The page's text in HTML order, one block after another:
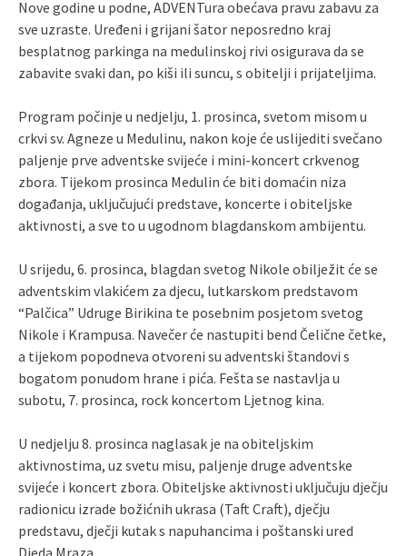
Nove godine u podne, ADVENTura obećava pravu zabavu za
sve uzraste. Uređeni i grijani šator neposredno kraj
besplatnog parkinga na medulinskoj rivi osigurava da se
zabavite svaki dan, po kiši ili suncu, s obitelji i prijateljima.
Program počinje u nedjelju, 1. prosinca, svetom misom u
crkvi sv. Agneze u Medulinu, nakon koje će uslijediti svečano
paljenje prve adventske svijeće i mini-koncert crkvenog
zbora. Tijekom prosinca Medulin će biti domaćin niza
događanja, uključujući predstave, koncerte i obiteljske
aktivnosti, a sve to u ugodnom blagdanskom ambijentu.
U srijedu, 6. prosinca, blagdan svetog Nikole obilježit će se
adventskim vlakićem za djecu, lutkarskom predstavom
“Palčica” Udruge Birikina te posebnim posjetom svetog
Nikole i Krampusa. Navečer će nastupiti bend Čelične četke,
a tijekom popodneva otvoreni su adventski štandovi s
bogatom ponudom hrane i pića. Fešta se nastavlja u
subotu, 7. prosinca, rock koncertom Ljetnog kina.
U nedjelju 8. prosinca naglasak je na obiteljskim
aktivnostima, uz svetu misu, paljenje druge adventske
svijeće i koncert zbora. Obiteljske aktivnosti uključuju dječju
radionicu izrade božićnih ukrasa (Taft Craft), dječju
predstavu, dječji kutak s napuhancima i poštanski ured
Djeda Mraza.